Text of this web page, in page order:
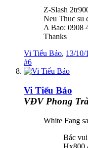
Z-Slash
Neu Thuc su
A Bao: 0908
Thanks
Vi Tiểu Bảo, 13/10/
#6
Vi Tiểu Bảo
VĐV Phong
White Fang
Bác
Hx800